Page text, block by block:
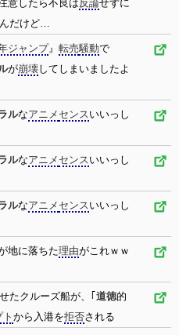
意したら不良は反論せずに
だけど…
ジャンプ』 転売騒動で
が崩壊してしまいましたよ
ルなアニメ センスいいっし
ルなアニメ センスいいっし
ルなアニメ センスいいっし
地に落ちた理由がこれｗｗ
たクルーズ船が、｢ 道徳的
から入港を拒否される